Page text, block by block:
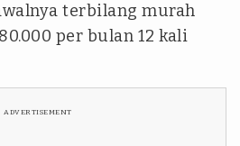
terbilang murah
per bulan 12 kali
ADVERTISEMENT